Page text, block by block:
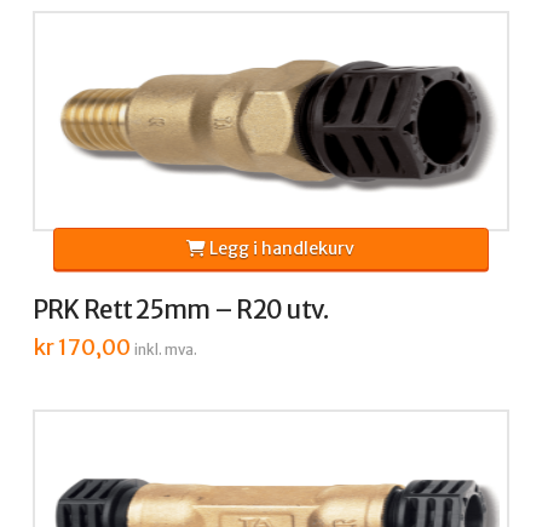
PRK Rett 25mm – R20 utv.
kr170,00 inkl. mva.
Legg i handlekurv